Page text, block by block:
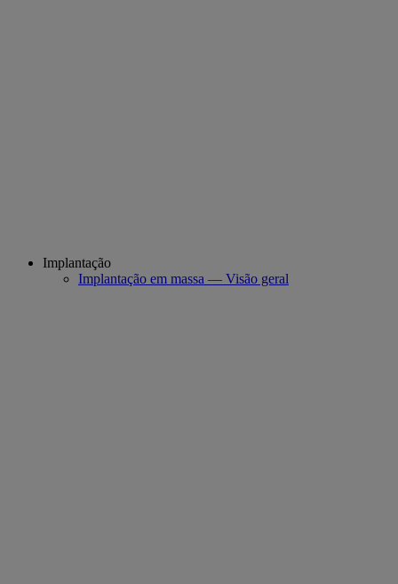
Implantação
Implantação em massa — Visão geral